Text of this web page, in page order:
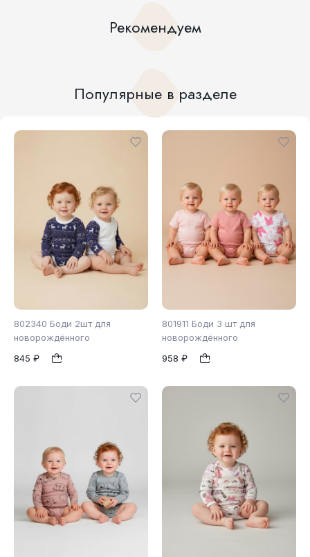
Рекомендуем
Популярные в разделе
802340 Боди 2шт для
новорождённого
845 ₽
801911 Боди 3 шт для
новорождённого
958 ₽
56 62